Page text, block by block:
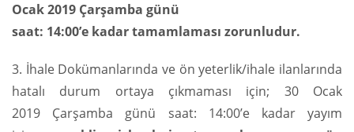
Ocak 2019 Çarşamba günü
saat: 14:00’e kadar tamamlaması zorunludur.
3. İhale Dokümanlarında ve ön yeterlik/ihale ilanlarında
hatalı durum ortaya çıkmaması için; 30 Ocak
2019 Çarşamba günü saat: 14:00’e kadar yayım